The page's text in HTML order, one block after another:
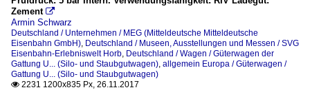
Zement 
Armin Schwarz
Deutschland / Unternehmen / MEG (Mitteldeutsche Mitteldeutsche
Eisenbahn GmbH), Deutschland / Museen, Ausstellungen und Messen / SVG
Eisenbahn-Erlebniswelt Horb, Deutschland / Wagen / Güterwagen der
Gattung U... (Silo- und Staubgutwagen), allgemein Europa / Güterwagen /
Gattung U... (Silo- und Staubgutwagen)
 2231 1200x835 Px, 26.11.2017